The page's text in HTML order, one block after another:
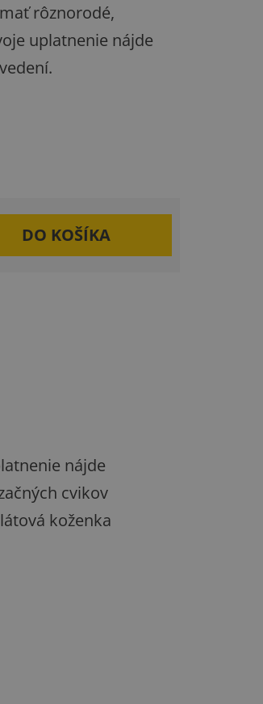
rôznorodé,
uplatnenie nájde
DO KOŠÍKA
nájde
cvikov
koženka